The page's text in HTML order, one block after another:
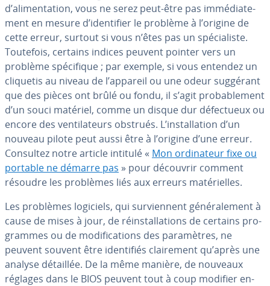
d’ali­men­ta­tion, vous ne serez peut-être pas im­mé­dia­te­
ment en mesure d’iden­ti­fier le problème à l’origine de
cette erreur, surtout si vous n’êtes pas un spé­cia­liste.
Toutefois, certains indices peuvent pointer vers un
problème spé­ci­fique ; par exemple, si vous entendez un
cliquetis au niveau de l’appareil ou une odeur suggérant
que des pièces ont brûlé ou fondu, il s’agit pro­ba­ble­ment
d’un souci matériel, comme un disque dur dé­fec­tueux ou
encore des ven­ti­la­teurs obstrués. L’ins­tal­la­tion d’un
nouveau pilote peut aussi être à l’origine d’une erreur.
Consultez notre article intitulé « Mon or­di­na­teur fixe ou
portable ne démarre pas » pour découvrir comment
résoudre les problèmes liés aux erreurs ma­té­rielles.
Les problèmes logiciels, qui sur­vien­nent gé­né­ra­le­ment à
cause de mises à jour, de réins­tal­la­tions de certains pro­
grammes ou de mo­di­fi­ca­tions des pa­ra­mètres, ne
peuvent souvent être iden­ti­fiés clai­re­ment qu’après une
analyse détaillée. De la même manière, de nouveaux
réglages dans le BIOS peuvent tout à coup modifier en­